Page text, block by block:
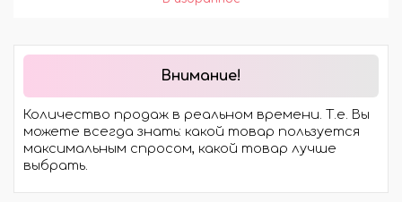
Внимание!
Количество продаж в реальном времени. Т.е. Вы
можете всегда знать: какой товар пользуется
максимальным спросом, какой товар лучше
выбрать.